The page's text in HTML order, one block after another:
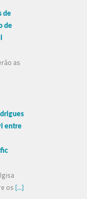
de
de
as
entre
os [...]